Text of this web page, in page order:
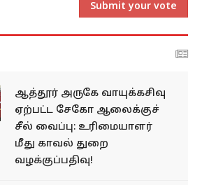
Submit your vote
ஆத்தூர் அருகே வாயுக்கசிவு
ஏற்பட்ட சேகோ ஆலைக்குச்
சீல் வைப்பு: உரிமையாளர்
மீது காவல் துறை
வழக்குப்பதிவு!